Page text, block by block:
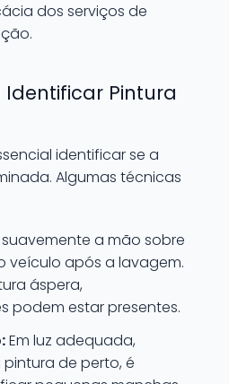
dos serviços de
Pintura
identificar se a
Algumas técnicas
suavemente a mão sobre
veículo após a lavagem.
áspera,
podem estar presentes.
Em luz adequada,
de perto, é